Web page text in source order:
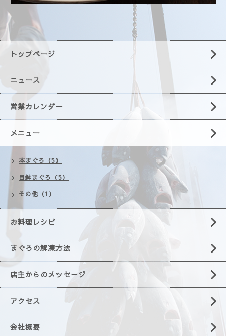
トップページ
ニュース
営業カレンダー
メニュー
本まぐろ（5）
目鉢まぐろ（5）
その他（1）
お料理レシピ
まぐろの解凍方法
店主からのメッセージ
アクセス
会社概要